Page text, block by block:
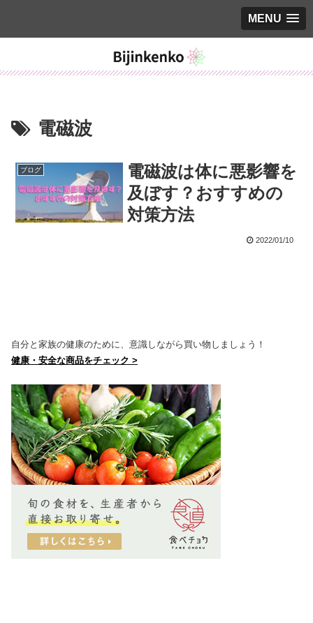
MENU
電磁波
ブログ
電磁波は体に悪影響を
及ぼす？おすすめの
対策方法
2022/01/10
自分と家族の健康のために、意識しながら買い物しましょう！
健康・安全な商品をチェック >